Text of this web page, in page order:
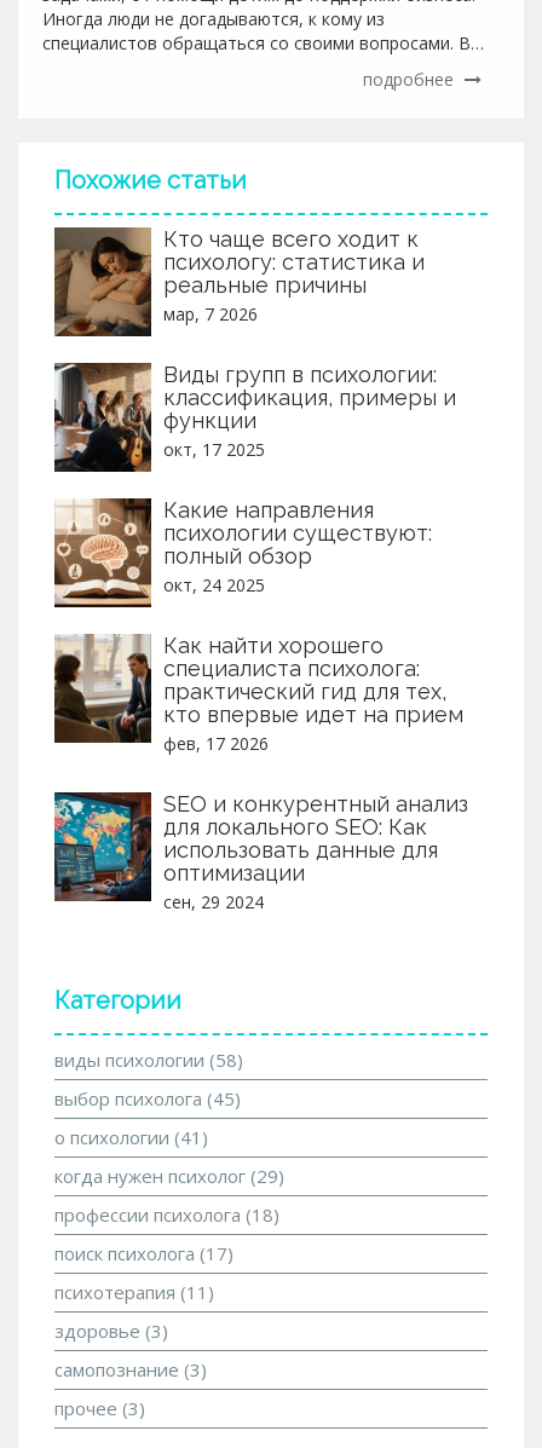
Иногда люди не догадываются, к кому из
специалистов обращаться со своими вопросами. В
этом материале разберёмся, какие бывают сферы в
психологии, как они работают и на что реально
подробнее
Похожие статьи
Кто чаще всего ходит к
психологу: статистика и
реальные причины
мар, 7 2026
Виды групп в психологии:
классификация, примеры и
функции
окт, 17 2025
Какие направления
психологии существуют:
полный обзор
окт, 24 2025
Как найти хорошего
специалиста психолога:
практический гид для тех,
кто впервые идет на прием
фев, 17 2026
SEO и конкурентный анализ
для локального SEO: Как
использовать данные для
оптимизации
сен, 29 2024
Категории
виды психологии (58)
выбор психолога (45)
о психологии (41)
когда нужен психолог (29)
профессии психолога (18)
поиск психолога (17)
психотерапия (11)
здоровье (3)
самопознание (3)
прочее (3)